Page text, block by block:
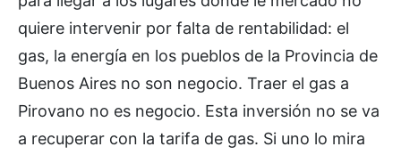
quiere intervenir por falta de rentabilidad: el
gas, la energía en los pueblos de la Provincia de
Buenos Aires no son negocio. Traer el gas a
Pirovano no es negocio. Esta inversión no se va
a recuperar con la tarifa de gas. Si uno lo mira